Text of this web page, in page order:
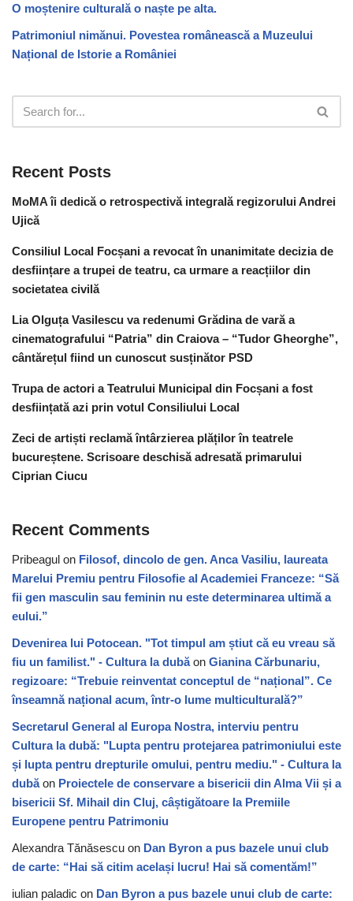
O moștenire culturală o naște pe alta.
Patrimoniul nimănui. Povestea românească a Muzeului
Național de Istorie a României
Recent Posts
MoMA îi dedică o retrospectivă integrală regizorului Andrei
Ujică
Consiliul Local Focșani a revocat în unanimitate decizia de
desființare a trupei de teatru, ca urmare a reacțiilor din
societatea civilă
Lia Olguța Vasilescu va redenumi Grădina de vară a
cinematografului “Patria” din Craiova – “Tudor Gheorghe”,
cântărețul fiind un cunoscut susținător PSD
Trupa de actori a Teatrului Municipal din Focșani a fost
desființată azi prin votul Consiliului Local
Zeci de artiști reclamă întârzierea plăților în teatrele
bucureștene. Scrisoare deschisă adresată primarului
Ciprian Ciucu
Recent Comments
Pribeagul on Filosof, dincolo de gen. Anca Vasiliu, laureata
Marelui Premiu pentru Filosofie al Academiei Franceze: “Să
fii gen masculin sau feminin nu este determinarea ultimă a
eului.”
Devenirea lui Potocean. "Tot timpul am știut că eu vreau să
fiu un familist." - Cultura la dubăon Gianina Cărbunariu,
regizoare: “Trebuie reinventat conceptul de “național”. Ce
înseamnă național acum, într-o lume multiculturală?”
Secretarul General al Europa Nostra, interviu pentru
Cultura la dubă: "Lupta pentru protejarea patrimoniului este
și lupta pentru drepturile omului, pentru mediu." - Cultura la
dubăon Proiectele de conservare a bisericii din Alma Vii și a
bisericii Sf. Mihail din Cluj, câștigătoare la Premiile
Europene pentru Patrimoniu
Alexandra Tănăsescu on Dan Byron a pus bazele unui club
de carte: “Hai să citim același lucru! Hai să comentăm!”
iulian paladic on Dan Byron a pus bazele unui club de carte: